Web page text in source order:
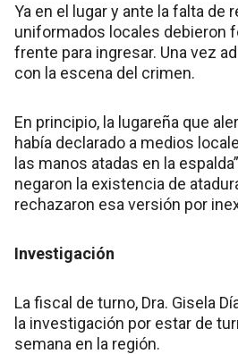
Ya en el lugar y ante la falta de
uniformados locales debieron
frente para ingresar. Una vez
con la escena del crimen.
En principio, la lugareña que
había declarado a medios
las manos atadas en la
negaron la existencia de
rechazaron esa versión por
Investigación
La fiscal de turno, Dra. Gisela
la investigación por estar de
semana en la región.